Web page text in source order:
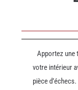
Apportez une
votre intérieur
pièce